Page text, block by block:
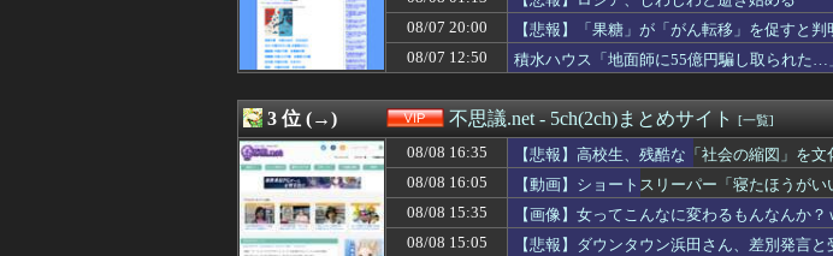
08/08 16:03
【悲報】火垂るの墓を見た小学生「おばさんがいじわる」
08/08 16:02
【画像】小倉優子(42)、大学の友達と初めての飲み会
08/08 16:01
お前らがメイドイン韓国で認めてるもの 「キムチ」あと3
08/08 16:00
只今病院にて糖尿病の診断を下されました
08/08 16:00
【動画】ショートスリーパー堀大輔さん、今度は配信中に
08/08 16:00
【動画】ショートスリーパー堀さん、高須クリニックに医
08/08 15:50
「トランプ級」戦艦、建造費は総額43兆円か
08/08 15:40
【画像】コメ 損切り加速ｗｗｗｗｗｗｗｗｗ
08/08 15:35
【画像】女ってこんなに変わるもんなんか？ｗｗｗｗｗｗ
08/08 15:34
【画像】本田翼さんのおっぱい、限界突破ｗｗｗｗｗｗｗ
08/07 20:00
【悲報】「果糖」が「がん転移」を促すと判
08/07 12:50
積水ハウス「地面師に55億円騙し取られた
3 位 (→) 不思議.net - 5ch(2ch)まとめサイト [一覧]
08/08 16:35
【悲報】高校生、残酷な「社会の縮図」を
08/08 16:05
【動画】ショートスリーパー「寝たほうが
08/08 15:35
【画像】女ってこんなに変わるもんなんか
08/08 15:05
【悲報】ダウンタウン浜田さん、差別発言